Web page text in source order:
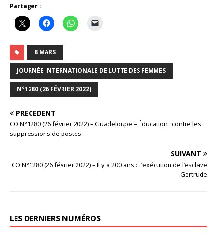
Partager :
8 MARS
JOURNÉE INTERNATIONALE DE LUTTE DES FEMMES
N°1280 (26 FÉVRIER 2022)
PRÉCÉDENT
CO N°1280 (26 février 2022) – Guadeloupe – Éducation : contre les
suppressions de postes
SUIVANT
CO N°1280 (26 février 2022) – Il y a 200 ans : L’exécution de l’esclave
Gertrude
LES DERNIERS NUMÉROS